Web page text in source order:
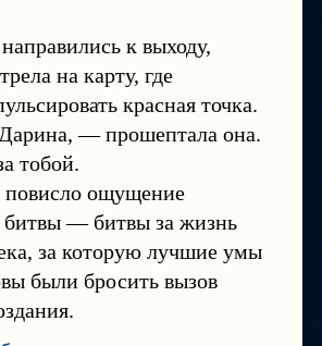
к выходу,
на карту, где
красная точка.
— прошептала она.
тобой.
повисло ощущение
битвы — битвы за жизнь
за которую лучшие умы
были бросить вызов